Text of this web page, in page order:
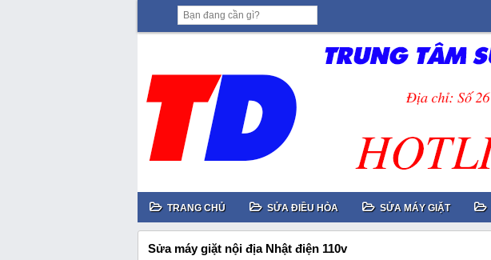
TRANG CHỦ SỬA ĐIỀU HÒA SỬA MÁY GIẶT
Sửa máy giặt nội địa Nhật điện 110v